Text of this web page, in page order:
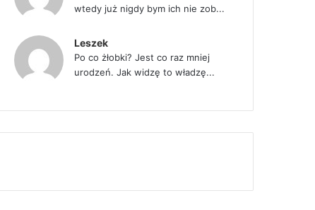
wtedy już nigdy bym ich nie zob...
Leszek
Po co żłobki? Jest co raz mniej
urodzeń. Jak widzę to władzę...